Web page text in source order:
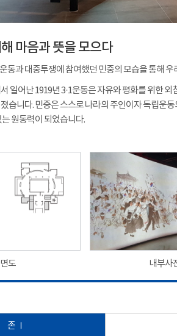
마음과 뜻을 모으다
운동과 대중투쟁에 참여했던 민중의 모습을 통해
일어난 1919년 3·1운동은 자유와 평화를 위한
습니다. 민중은 스스로 나라의 주인이자 독립운
원동력이 되었습니다.
도 내부사
존 Ⅰ